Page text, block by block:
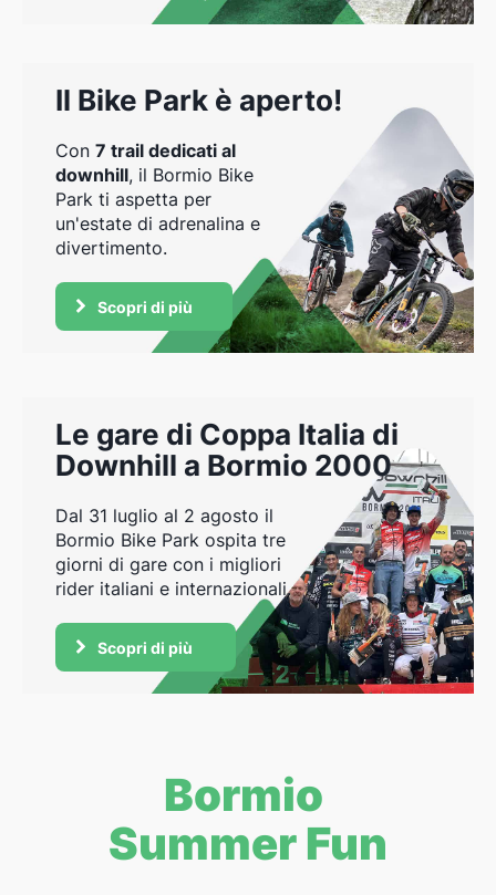
Il Bike Park è aperto!
Con 7 trail dedicati al
downhill, il Bormio Bike
Park ti aspetta per
un'estate di adrenalina e
divertimento.
Scopri di più
Le gare di Coppa Italia di
Downhill a Bormio 2000
Dal 31 luglio al 2 agosto il
Bormio Bike Park ospita tre
giorni di gare con i migliori
rider italiani e internazionali.
Scopri di più
Bormio
Summer Fun